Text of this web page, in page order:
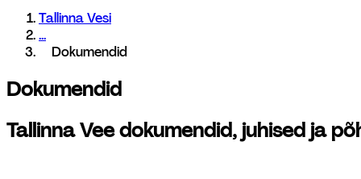
Tallinna Vesi
...
Dokumendid
Dokumendid
Tallinna Vee dokumendid, juhised ja